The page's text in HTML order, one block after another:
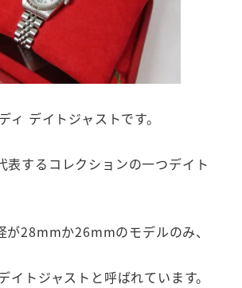
ィ デイトジャストです。
表するコレクションの一つデイト
が28mmか26mmのモデルのみ、
イトジャストと呼ばれています。